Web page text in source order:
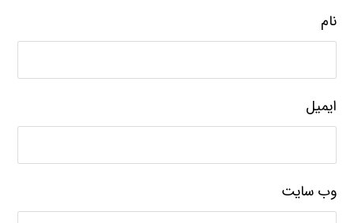
نام
ایمیل
وب‌ سایت